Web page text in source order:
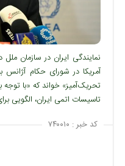
نمایندگی ایران در سازمان
آمریکا در شورای حکام آژانس
تحریک‌آمیز» خواند که «با
تاسیسات اتمی ایران، الگویی
کد خبر : ۷۴۰۰۱۰